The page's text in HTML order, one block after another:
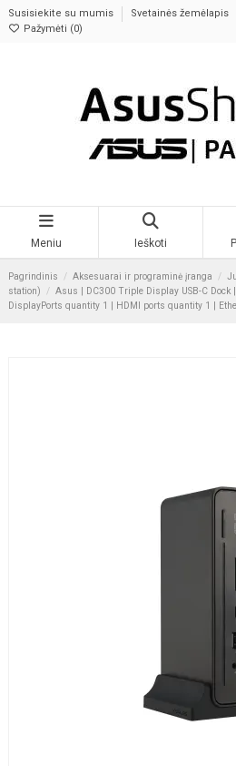
Susisiekite su mumis Svetainės žemėlapis
Pažymėti (0)
Meniu Ieškoti
Pagrindinis Aksesuarai ir programinė įranga
station)
Asus | DC300 Triple Display USB-C Dock |
DisplayPorts quantity 1 | HDMI ports quantity 1 |